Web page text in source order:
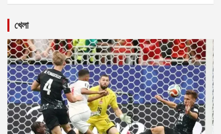
খেলা